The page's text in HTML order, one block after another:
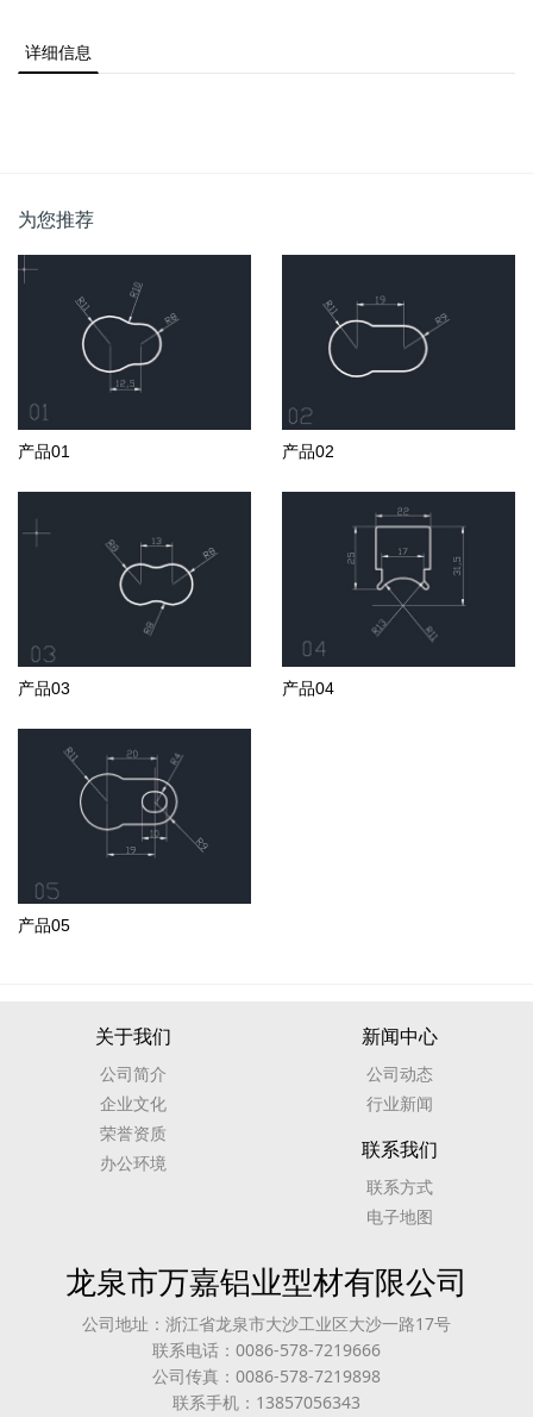
详细信息
为您推荐
产品01 产品02
产品03 产品04
产品05
关于我们
公司简介
企业文化
荣誉资质
办公环境
新闻中心
公司动态
行业新闻
联系我们
联系方式
电子地图
龙泉市万嘉铝业型材有限公司
公司地址：浙江省龙泉市大沙工业区大沙一路17号
联系电话：0086-578-7219666
公司传真：0086-578-7219898
联系手机：13857056343